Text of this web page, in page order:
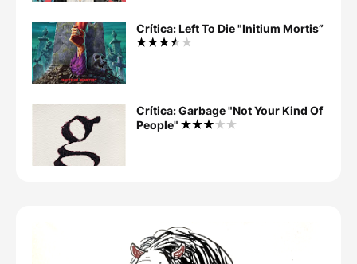
Crítica: Left To Die "Initium Mortis”
Crítica: Garbage "Not Your Kind Of
People"